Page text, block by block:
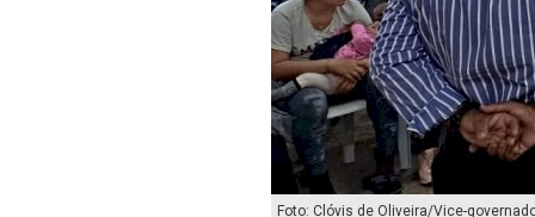
Foto: Clóvis de Oliveira/Vice-